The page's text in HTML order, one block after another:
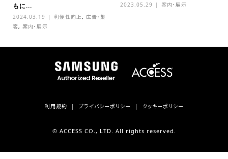
もに...
2024.03.19 利便性向上, 広告・集
客, 案内・展示
2023.05.29 案内・展示
利用規約 プライバシーポリシー クッキーポリシー
© ACCESS CO., LTD. All rights reserved.